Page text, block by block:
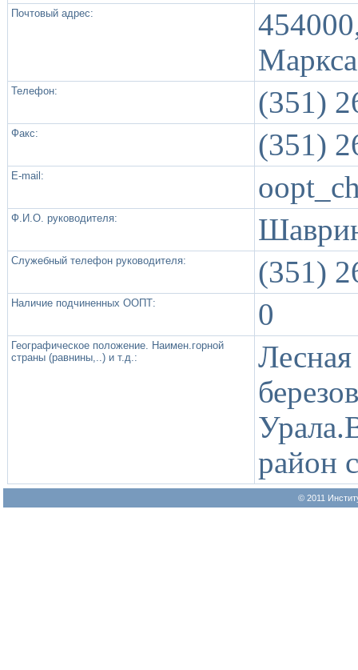
Почтовый адрес:
Телефон: (351)
Факс: (351)
Е-mail:
Ф.И.О. руководителя:
Служебный телефон руководителя: (351)
Наличие подчиненных ООПТ: 0
Географическое положение. Наимен.горной
страны (равнины,..) и т.д.:
район
© 2011